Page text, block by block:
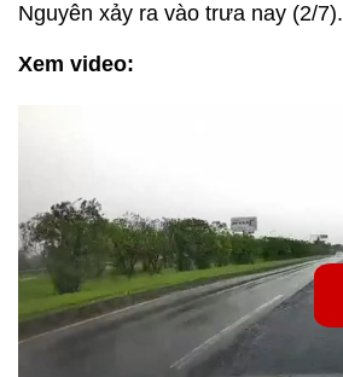
Nguyên xảy ra vào trưa nay (2/7).
Xem video: